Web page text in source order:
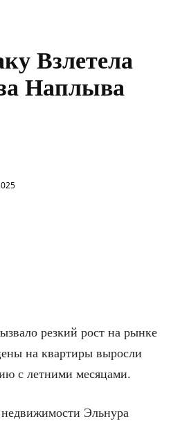
Взлетела
Наплыва
резкий рост на рынке
на квартиры выросли
с летними месяцами.
Эльнура